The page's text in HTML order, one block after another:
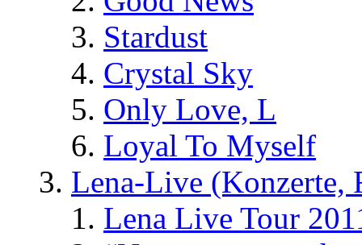
Stardust
Crystal Sky
Only Love, L
Loyal To Myself
Lena-Live (Konzerte,
Lena Live Tour